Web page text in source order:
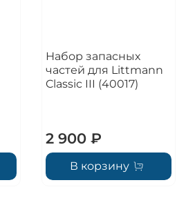
Набор запасных
частей для Littmann
Classic III (40017)
2 900 ₽
В корзину